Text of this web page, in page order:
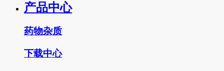
产品中心
药物杂质
下载中心